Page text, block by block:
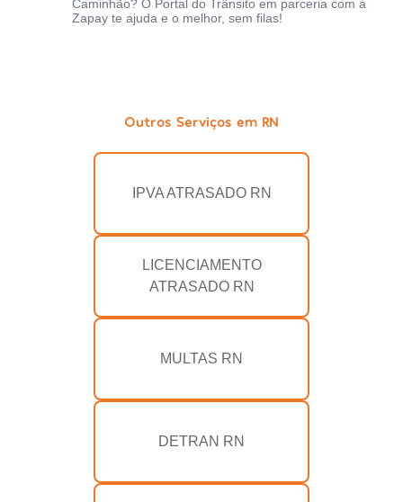
Caminhão? O Portal do Trânsito em parceria com a
Zapay te ajuda e o melhor, sem filas!
Outros Serviços em RN
IPVA ATRASADO RN
LICENCIAMENTO
ATRASADO RN
MULTAS RN
DETRAN RN